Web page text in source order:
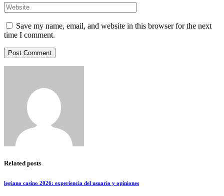
Save my name, email, and website in this browser for the next
time I comment.
Post Comment
Related posts
legiano casino 2026: experiencia del usuario y opiniones